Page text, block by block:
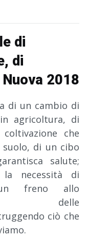
di
di
2018
di un cambio di
agricoltura, di
che
di un cibo
salute;
necessità di
freno allo
delle
ciò che